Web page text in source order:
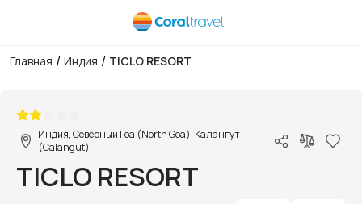
Главная / Индия / TICLO RESORT
Индия, Северный Гоа (North Goa), Калангут
(Calangut)
TICLO RESORT